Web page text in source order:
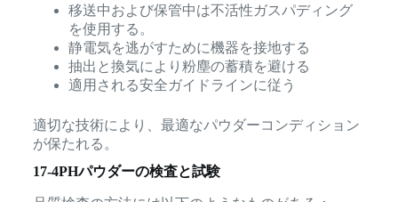
移送中および保管中は不活性ガスパディング
を使用する。
静電気を逃がすために機器を接地する
抽出と換気により粉塵の蓄積を避ける
適用される安全ガイドラインに従う
適切な技術により、最適なパウダーコンディション
が保たれる。
17-4PHパウダーの検査と試験